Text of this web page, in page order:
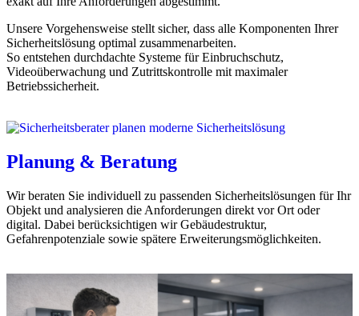
Unsere Vorgehensweise stellt sicher, dass alle Komponenten Ihrer
Sicherheitslösung optimal zusammenarbeiten.
So entstehen durchdachte Systeme für Einbruchschutz,
Videoüberwachung und Zutrittskontrolle mit maximaler
Betriebssicherheit.
Planung & Beratung
Wir beraten Sie individuell zu passenden Sicherheitslösungen für Ihr
Objekt und analysieren die Anforderungen direkt vor Ort oder
digital. Dabei berücksichtigen wir Gebäudestruktur,
Gefahrenpotenziale sowie spätere Erweiterungsmöglichkeiten.